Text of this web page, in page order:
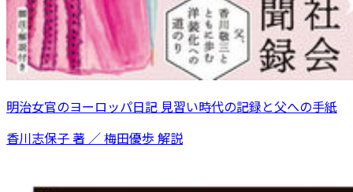
明治女官のヨーロッパ日記 見習い時代の記録と父への手紙
香川志保子 著 ／ 梅田優歩 解説